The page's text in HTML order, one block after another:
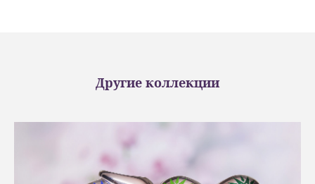
Другие коллекции